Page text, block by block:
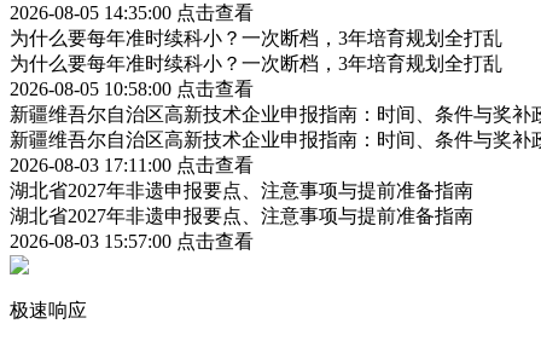
2026-08-05 14:35:00 点击查看
为什么要每年准时续科小？一次断档，3年培育规划全打乱
为什么要每年准时续科小？一次断档，3年培育规划全打乱
2026-08-05 10:58:00 点击查看
新疆维吾尔自治区高新技术企业申报指南：时间、条件与奖补
新疆维吾尔自治区高新技术企业申报指南：时间、条件与奖补
2026-08-03 17:11:00 点击查看
湖北省2027年非遗申报要点、注意事项与提前准备指南
湖北省2027年非遗申报要点、注意事项与提前准备指南
2026-08-03 15:57:00 点击查看
极速响应